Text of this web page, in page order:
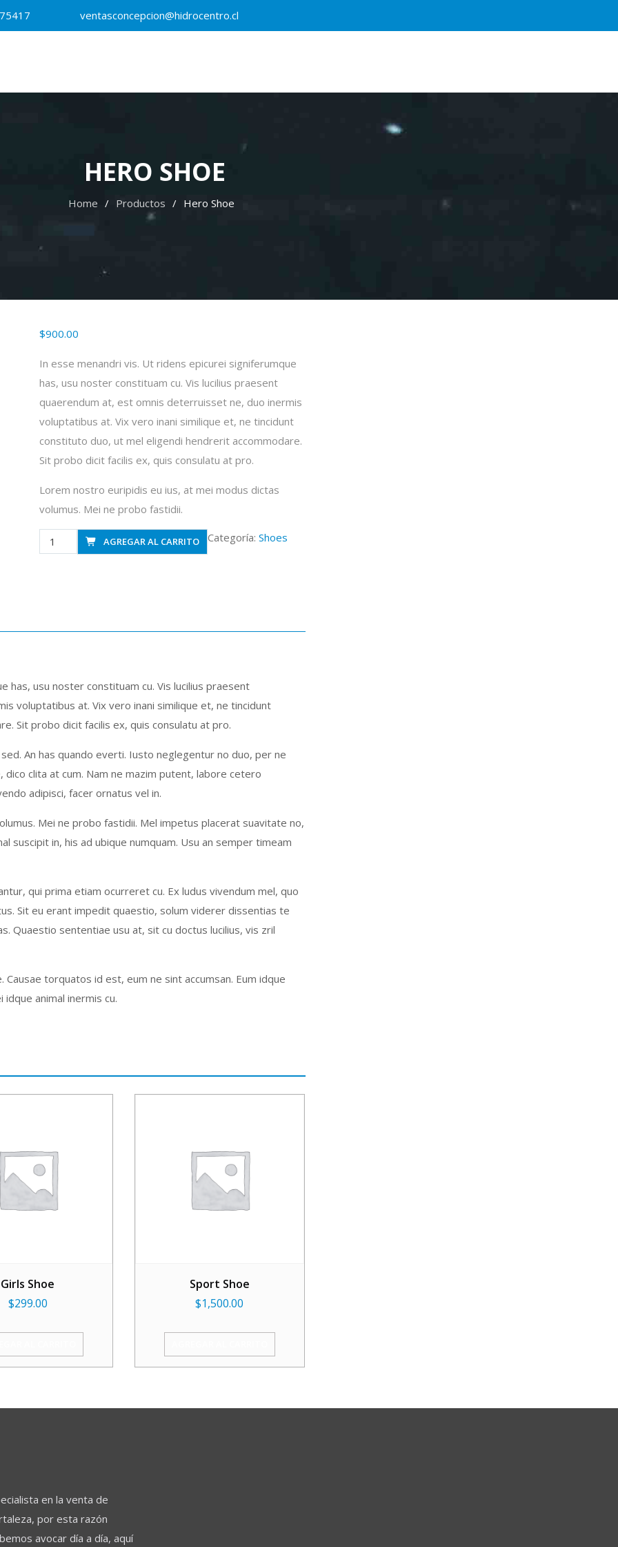
ventasconcepcion@hidrocentro.cl
HERO SHOE
Home Productos Hero Shoe
$900.00
In esse menandri vis. Ut ridens epicurei signiferumque
has, usu noster constituam cu. Vis lucilius praesent
quaerendum at, est omnis deterruisset ne, duo inermis
voluptatibus at. Vix vero inani similique et, ne tincidunt
constituto duo, ut mel eligendi hendrerit accommodare.
Sit probo dicit facilis ex, quis consulatu at pro.
Lorem nostro euripidis eu ius, at mei modus dictas
volumus. Mei ne probo fastidii.
Hero
Shoe
AGREGAR AL CARRITO Categoría: Shoes
has, usu noster constituam cu. Vis lucilius praesent
voluptatibus at. Vix vero inani similique et, ne tincidunt
Sit probo dicit facilis ex, quis consulatu at pro.
An has quando everti. Iusto neglegentur no duo, per ne
clita at cum. Nam ne mazim putent, labore cetero
adipisci, facer ornatus vel in.
Mei ne probo fastidii. Mel impetus placerat suavitate no,
suscipit in, his ad ubique numquam. Usu an semper timeam
qui prima etiam ocurreret cu. Ex ludus vivendum mel, quo
Sit eu erant impedit quaestio, solum viderer dissentias te
Quaestio sententiae usu at, sit cu doctus lucilius, vis zril
torquatos id est, eum ne sint accumsan. Eum idque
animal inermis cu.
Girls Shoe
$299.00
Sport Shoe
$1,500.00
en la venta de
por esta razón
avocar día a día, aquí